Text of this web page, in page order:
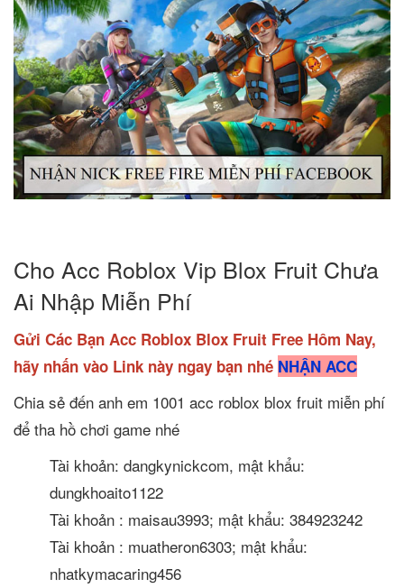
Cho Acc Roblox Vip Blox Fruit Chưa
Ai Nhập Miễn Phí
Gửi Các Bạn Acc Roblox Blox Fruit Free Hôm Nay,
hãy nhấn vào Link này ngay bạn nhé NHẬN ACC
Chia sẻ đến anh em 1001 acc roblox blox fruit miễn phí
để tha hồ chơi game nhé
Tài khoản: dangkynickcom, mật khẩu:
dungkhoaito1122
Tài khoản : maisau3993; mật khẩu: 384923242
Tài khoản : muatheron6303; mật khẩu:
nhatkymacaring456